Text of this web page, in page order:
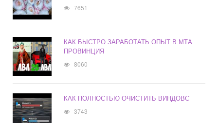
7651
КАК БЫСТРО ЗАРАБОТАТЬ ОПЫТ В МТА
ПРОВИНЦИЯ
8060
КАК ПОЛНОСТЬЮ ОЧИСТИТЬ ВИНДОВС
3743